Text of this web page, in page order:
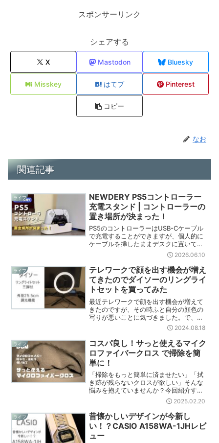
スポンサーリンク
シェアする
X Mastodon Bluesky
Misskey はてブ Pinterest
コピー
なお
関連記事
ライフ
NEWDERY PS5コントローラー
充電スタンド | コントローラーの
置き場所が決まった！
PS5のコントローラーはUSB-Cケーブル
で充電することができますが、個人的に
ケーブルを挿したままデスクに置いてお
くのは、見た目があまり好きではありま
せんでした。そんな悩みを解消するため
に「NEWDERY PS5コントローラー充電
スタンド」...
2026.06.10
ライフ
テレワークで顔を出す機会が増え
てきたのでダイソーのリングライ
トセットを買ってみた
最近テレワークで顔を出す機会が増えて
きたのですが、その時ふと自分の顔色の
写りが悪いことに気づきました。で、せ
っかく顔を出すんだから少しでも綺麗に
写っておきたいと思い、リングライトの
購入を決意しました。なお誰に言われた
わけでもありません。この...
2024.08.18
ライフ
コスパ良し！サっと使えるマイク
ロファイバークロス で掃除を簡
単に！
「掃除をもっと簡単に済ませたい」「拭
き跡が残らないクロスが欲しい」そんな
悩みを抱えていませんか？今回紹介する
のは、DCMの「サっと使えるマイクロフ
ァイバークロス」です。その名前のとお
り手軽に使えて掃除が楽になるアイテム
を実際に使ってみました...
2025.02.20
ライフ
昔懐かしいデザインが今新し
い！？CASIO A158WA-1JHレビ
ュー